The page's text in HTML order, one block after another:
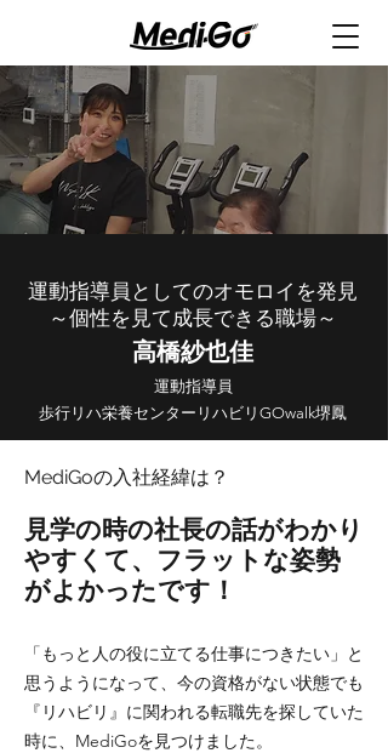
運動指導員としてのオモロイを発見
～個性を見て成長できる職場～
高橋紗也佳
運動指導員
歩行リハ栄養センターリハビリGOwalk堺鳳
MediGoの入社経緯は？
見学の時の社長の話がわかり
やすくて、フラットな姿勢
がよかったです！
「もっと人の役に立てる仕事につきたい」と
思うようになって、今の資格がない状態でも
『リハビリ』に関われる転職先を探していた
時に、MediGoを見つけました。